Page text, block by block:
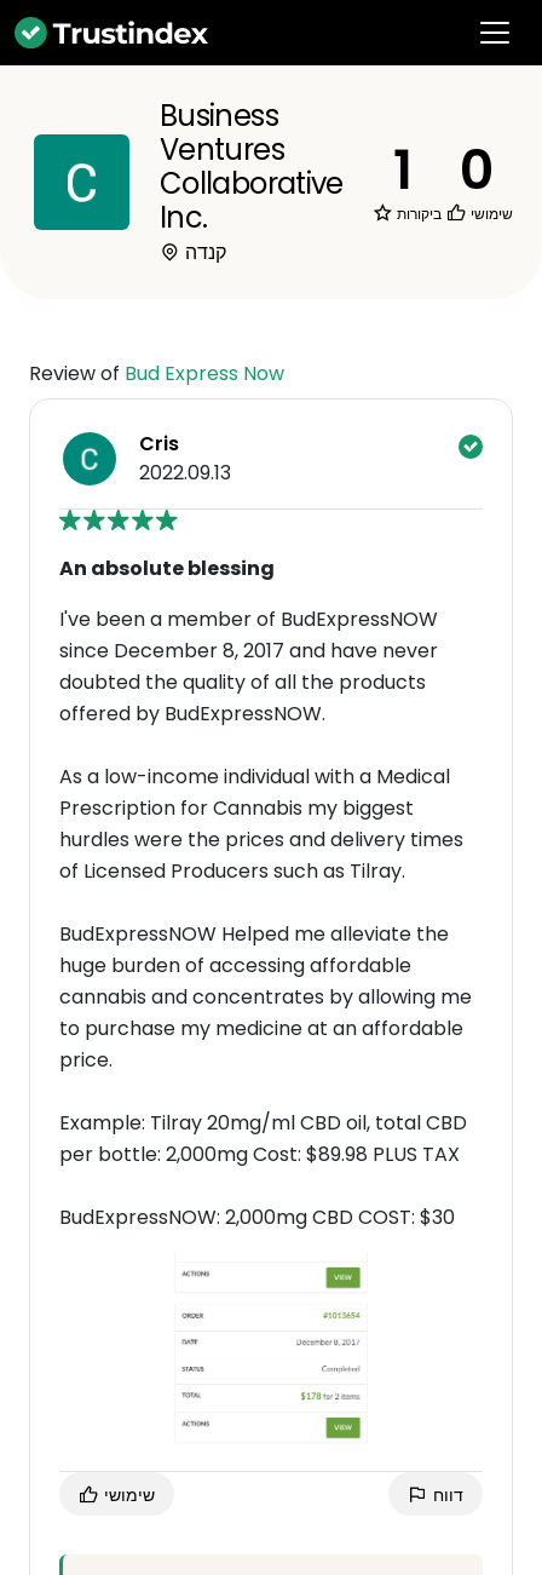
Business
Ventures
Collaborative
Inc.
קנדה
1
ביקורות
0
שימושי
Review of Bud Express Now
Cris
2022.09.13
An absolute blessing
I've been a member of BudExpressNOW
since December 8, 2017 and have never
doubted the quality of all the products
offered by BudExpressNOW.
As a low-income individual with a Medical
Prescription for Cannabis my biggest
hurdles were the prices and delivery times
of Licensed Producers such as Tilray.
BudExpressNOW Helped me alleviate the
huge burden of accessing affordable
cannabis and concentrates by allowing me
to purchase my medicine at an affordable
price.
Example: Tilray 20mg/ml CBD oil, total CBD
per bottle: 2,000mg Cost: $89.98 PLUS TAX
BudExpressNOW: 2,000mg CBD COST: $30
שימושי דווח